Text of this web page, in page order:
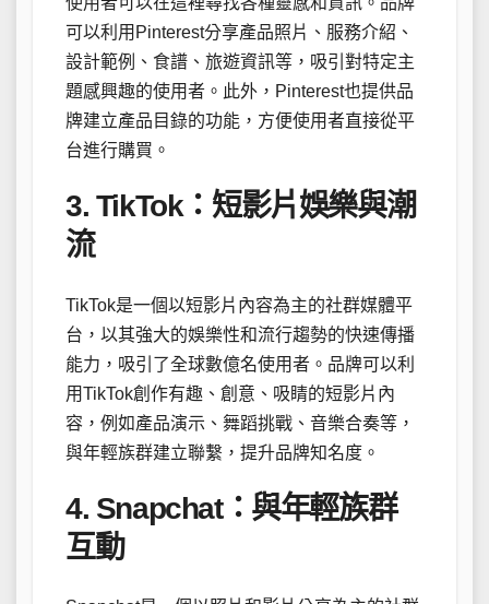
可以利用Pinterest分享產品照片、服務介紹、
設計範例、食譜、旅遊資訊等，吸引對特定主
題感興趣的使用者。此外，Pinterest也提供品
牌建立產品目錄的功能，方便使用者直接從平
台進行購買。
3. TikTok：短影片娛樂與潮
流
TikTok是一個以短影片內容為主的社群媒體平
台，以其強大的娛樂性和流行趨勢的快速傳播
能力，吸引了全球數億名使用者。品牌可以利
用TikTok創作有趣、創意、吸睛的短影片內
容，例如產品演示、舞蹈挑戰、音樂合奏等，
與年輕族群建立聯繫，提升品牌知名度。
4. Snapchat：與年輕族群
互動